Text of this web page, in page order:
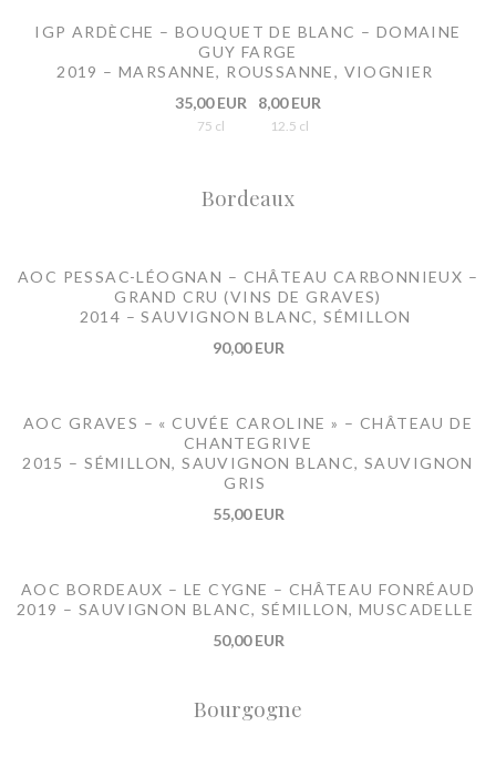
IGP ARDÈCHE – BOUQUET DE BLANC – DOMAINE
GUY FARGE
2019 – MARSANNE, ROUSSANNE, VIOGNIER
35,00 EUR
75 cl
8,00 EUR
12.5 cl
Bordeaux
AOC PESSAC-LÉOGNAN – CHÂTEAU CARBONNIEUX –
GRAND CRU (VINS DE GRAVES)
2014 – SAUVIGNON BLANC, SÉMILLON
90,00 EUR
AOC GRAVES – « CUVÉE CAROLINE » – CHÂTEAU DE
CHANTEGRIVE
2015 – SÉMILLON, SAUVIGNON BLANC, SAUVIGNON
GRIS
55,00 EUR
AOC BORDEAUX – LE CYGNE – CHÂTEAU FONRÉAUD
2019 – SAUVIGNON BLANC, SÉMILLON, MUSCADELLE
50,00 EUR
Bourgogne